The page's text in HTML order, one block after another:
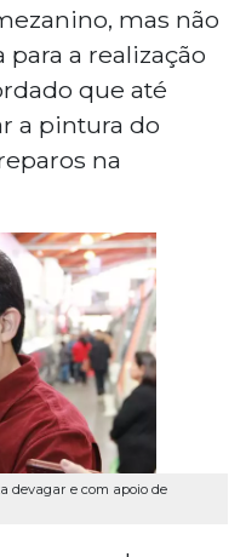
mas não
a realização
que até
a pintura do
na
devagar e com apoio de